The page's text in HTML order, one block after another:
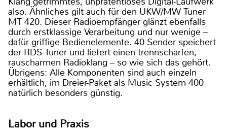
also. Ähnliches gilt auch für den UKW/MW Tuner
MT 420. Dieser Radioempfänger glänzt ebenfalls
durch erstklassige Verarbeitung und nur wenige –
dafür griffige Bedienelemente. 40 Sender speichert
der RDS-Tuner und liefert einen trennscharfen,
rauscharmen Radioklang – so wie sich das gehört.
Übrigens: Alle Komponenten sind auch einzeln
erhältlich, im Dreier-Paket als Music System 400
natürlich besonders günstig.
Labor und Praxis